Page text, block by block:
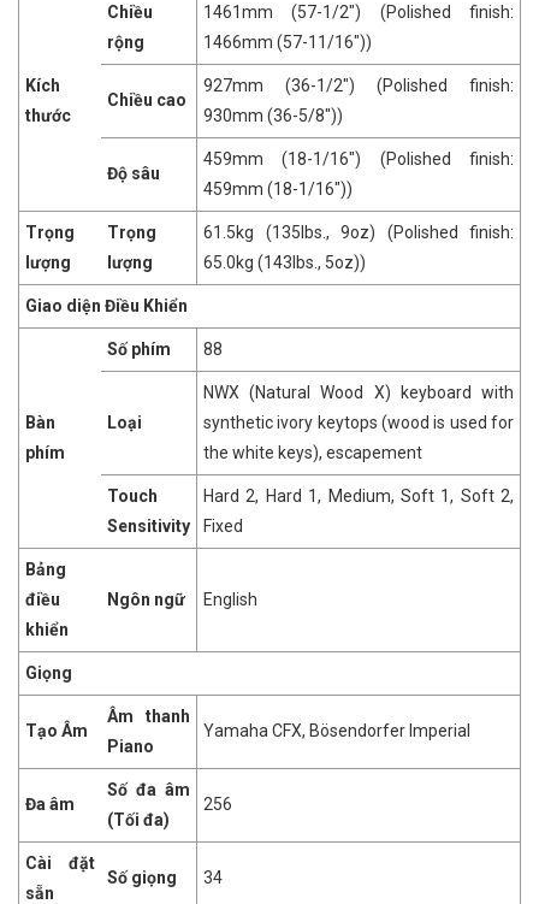
Kích
thước
Chiều
rộng
1461mm (57-1/2″) (Polished finish:
1466mm (57-11/16″))
Chiều cao
927mm (36-1/2″) (Polished finish:
930mm (36-5/8″))
Độ sâu
459mm (18-1/16″) (Polished finish:
459mm (18-1/16″))
Trọng
lượng
Trọng
lượng
61.5kg (135lbs., 9oz) (Polished finish:
65.0kg (143lbs., 5oz))
Giao diện Điều Khiển
Bàn
phím
Số phím 88
Loại
NWX (Natural Wood X) keyboard with
synthetic ivory keytops (wood is used for
the white keys), escapement
Touch
Sensitivity
Hard 2, Hard 1, Medium, Soft 1, Soft 2,
Fixed
Bảng
điều
khiển
Ngôn ngữ English
Giọng
Tạo Âm
Âm thanh
Piano
Yamaha CFX, Bösendorfer Imperial
Đa âm
Số đa âm
(Tối đa)
256
Cài đặt
sẵn
Số giọng 34